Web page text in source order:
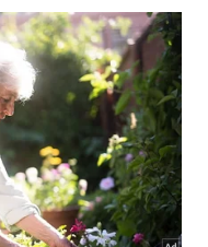
com os
atento aos
abaixo para
e resultados de
direta que seca o
abrasivos